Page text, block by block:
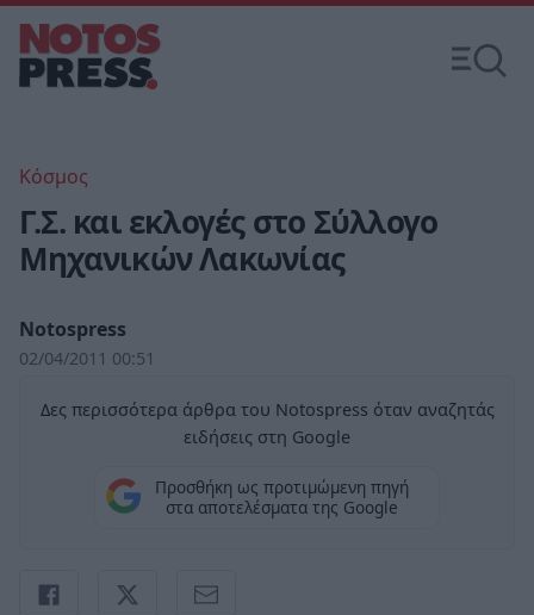
Κόσμος
Γ.Σ. και εκλογές στο Σύλλογο
Μηχανικών Λακωνίας
Notospress
02/04/2011 00:51
Δες περισσότερα άρθρα του Notospress όταν αναζητάς
ειδήσεις στη Google
Προσθήκη ως προτιμώμενη πηγή
στα αποτελέσματα της Google